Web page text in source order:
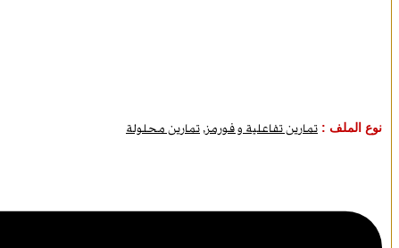
نوع الملف : تمارين تفاعلية و فورمز, تمارين محلولة